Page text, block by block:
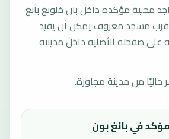
محلية مؤكدة داخل بان خلونغ بانغ
مسجد معروف يمكن أن يفيد
على صفحته الأصلية داخل مدينته
من مدينة مجاورة.
في بانغ بون